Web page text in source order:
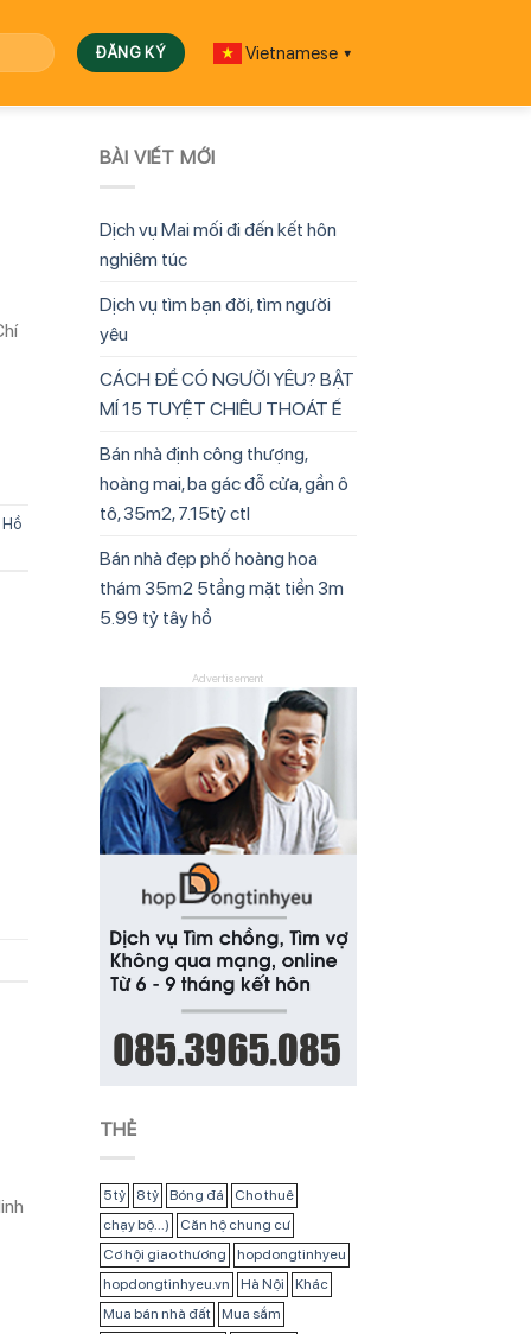
Vietnamese ▼
BÀI VIẾT MỚI
Dịch vụ Mai mối đi đến kết hôn
nghiêm túc
Dịch vụ tìm bạn đời, tìm người
yêu
CÁCH ĐỂ CÓ NGƯỜI YÊU? BẬT
MÍ 15 TUYỆT CHIÊU THOÁT Ế
Bán nhà định công thượng,
hoàng mai, ba gác đỗ cửa, gần ô
tô, 35m2, 7.15tỷ ctl
Bán nhà đẹp phố hoàng hoa
thám 35m2 5tầng mặt tiền 3m
5.99 tỷ tây hồ
Advertisement
THẺ
5 tỷ 8 tỷ Bóng đá
Cho thuê
chạy bộ...)
Căn hộ chung cư
Cơ hội giao thương
hopdongtinhyeu
hopdongtinhyeu.vn
Hà Nội
Khác
Mua bán nhà đất
Mua sắm